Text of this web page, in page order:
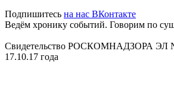
Подпишитесь на нас ВКонтакте
Ведём хронику событий. Говорим по
Свидетельство РОСКОМНАДЗОРА ЭЛ
17.10.17 года